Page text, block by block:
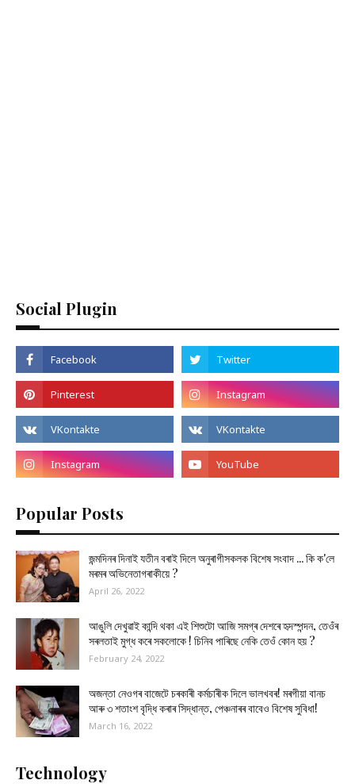
Social Plugin
Popular Posts
জন্মদিনৰ দিনাই যতীন বৰাই দিলে অনুৰাগীসকলক বিশেষ সংবাদ ... কি ক'লে
মৰমৰ অভিনেতাগৰাকীয়ে ?
April 26, 2022
আঙুলি দেখুৱাই কান্দি থকা এই শিশুটো আজি সমগ্ৰ দেশৰে হৃদস্পন্দন, তেওঁৰ
সৰলতাই মুগ্ধ কৰে সকলোকে ! চিনিব পাৰিছে নেকি তেওঁ কোন হয় ?
February 24, 2022
অজন্তা নেওগৰ বাজেটে চৰকাৰী কৰ্মচাৰীক দিলে ভালখবৰ! মৰগীয়া বানচ
আৰু ৩ শতাংশ বৃদ্ধি কৰাৰ সিদ্ধান্ত, পেঞ্চনাৰৰ বাবেও বিশেষ সুবিধা!
March 16, 2022
Technology